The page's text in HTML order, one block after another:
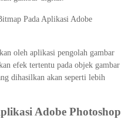
Pada Aplikasi Adobe
oleh aplikasi pengolah gambar
efek tertentu pada objek gambar
dihasilkan akan seperti lebih
Adobe Photoshop